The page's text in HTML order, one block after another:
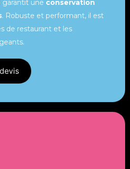
garantit une conservation
. Robuste et performant, il est
de restaurant et les